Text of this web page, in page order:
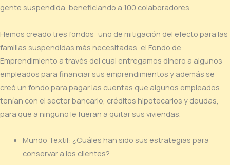
gente suspendida, beneficiando a 100 colaboradores.
Hemos creado tres fondos: uno de mitigación del efecto para las
familias suspendidas más necesitadas, el Fondo de
Emprendimiento a través del cual entregamos dinero a algunos
empleados para financiar sus emprendimientos y además se
creó un fondo para pagar las cuentas que algunos empleados
tenían con el sector bancario, créditos hipotecarios y deudas,
para que a ninguno le fueran a quitar sus viviendas.
Mundo Textil: ¿Cuáles han sido sus estrategias para
conservar a los clientes?